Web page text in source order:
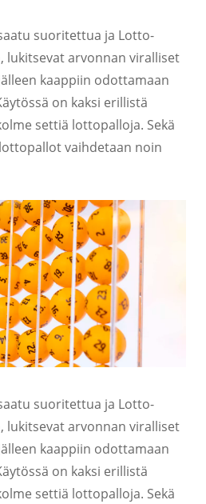
suoritettua ja Lotto-
lukitsevat arvonnan viralliset
kaappiin odottamaan
on kaksi erillistä
settiä lottopalloja. Sekä
vaihdetaan noin
suoritettua ja Lotto-
lukitsevat arvonnan viralliset
kaappiin odottamaan
on kaksi erillistä
settiä lottopalloja. Sekä